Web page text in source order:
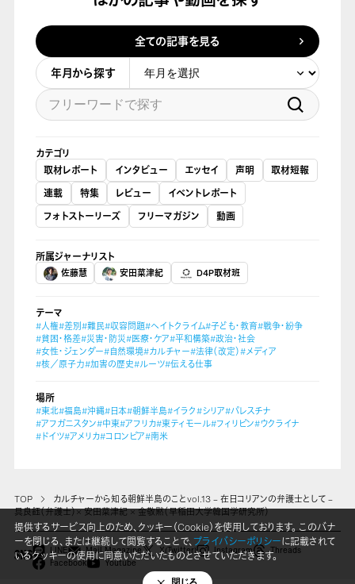
全ての記事を見る
年月から探す
カテゴリ
取材レポート
インタビュー エッセイ 声明
取材短報
連載
特集 レビュー
イベントレポート
フォトストーリーズ
フリーマガジン 動画
所属ジャーナリスト
佐藤慧 安田菜津紀 D4P取材班
テーマ
#人権#差別#難民#収容問題#ヘイトクライム#子ども・教育#戦争・紛争
#貧困・格差#災害・防災#医療・ケア#平和構築#政治・社会
#女性・ジェンダー#自然環境#カルチャー#法律（改定）#メディア
#核／原子力#加害の歴史#ルーツ#伝える仕事
場所
#東北#福島#沖縄#日本#朝鮮半島#イラク#シリア#パレスチナ
#アフガニスタン#中東#アフリカ#東ティモール#フィリピン#ウクライナ
#ドイツ#アメリカ#コロンビア#南米
TOP
カルチャーから知る朝鮮半島のことvol.13 – 在日コリアンの弁護士として –
具良鈺（弁護士）× 安田菜津紀 × 金敬黙（早稲田大学韓国学研究所）
SNS LINE Mail Magazine X(Twitter) Instagram
Threads
Facebook
Youtube
提供するサービス向上のため、クッキー（Cookie）を使用しております。 このバナ
ーを閉じる、または継続して閲覧することで、プライバシーポリシーに記載されて
いるクッキーの使用に同意いただいたものとさせていただきます。